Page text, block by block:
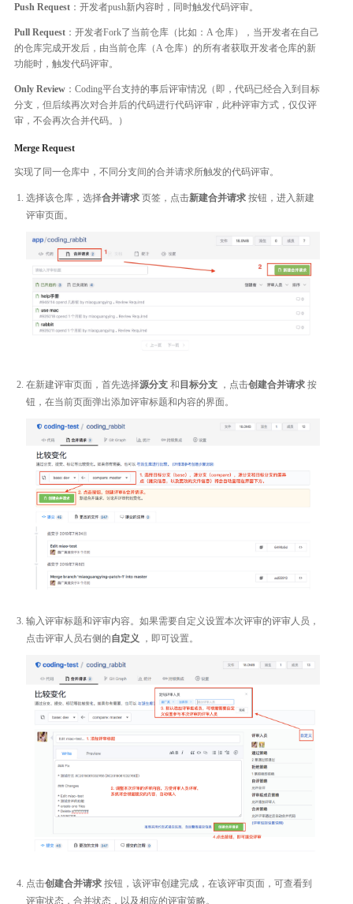
Push Request ：开发者push新内容时，同时触发代码评审。
Pull Request ：开发者Fork了当前仓库（比如：A 仓库），当开发者在自己
的仓库完成开发后，由当前仓库（A 仓库）的所有者获取开发者仓库的新
功能时，触发代码评审。
Only Review ：Coding平台支持的事后评审情况（即，代码已经合入到目标
分支，但后续再次对合并后的代码进行代码评审，此种评审方式，仅仅评
审，不会再次合并代码。）
Merge Request
实现了同一仓库中，不同分支间的合并请求所触发的代码评审。
选择该仓库，选择合并请求 页签，点击新建合并请求 按钮，进入新建
评审页面。
在新建评审页面，首先选择源分支 和 目标分支 ，点击创建合并请求 按
钮，在当前页面弹出添加评审标题和内容的界面。
输入评审标题和评审内容。如果需要自定义设置本次评审的评审人员，
点击评审人员右侧的自定义 ，即可设置。
点击创建合并请求 按钮，该评审创建完成，在该评审页面，可查看到
评审状态，合并状态，以及相应的评审策略。